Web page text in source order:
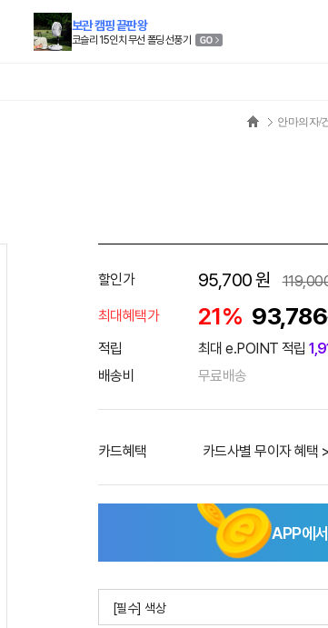
보관 캠핑 끝판왕
코슬리 15인치 무선 폴딩 선풍기
안마의자/
할인가 95,700원
최대혜택가
21% 93,786
적립 최대 e.POINT 적립
배송비 무료배송
카드혜택 카드사별 무이자 혜택 >
APP에
[필수] 색상